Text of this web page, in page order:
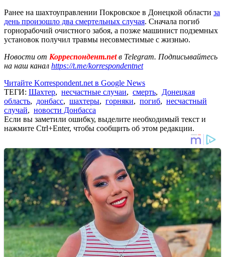
Ранее на шахтоуправлении Покровское в Донецкой области за
день произошло два смертельных случая. Сначала погиб
горнорабочий очистного забоя, а позже машинист подземных
установок получил травмы несовместимые с жизнью.
Новости от Корреспондент.netв Telegram. Подписывайтесь
на наш канал https://t.me/korrespondentnet
Читайте Korrespondent.net в Google News
ТЕГИ: Шахтер, несчастные случаи, смерть, Донецкая
область, донбасс, шахтеры, горняки, погиб, несчастный
случай, новости Донбасса
Если вы заметили ошибку, выделите необходимый текст и
нажмите Ctrl+Enter, чтобы сообщить об этом редакции.